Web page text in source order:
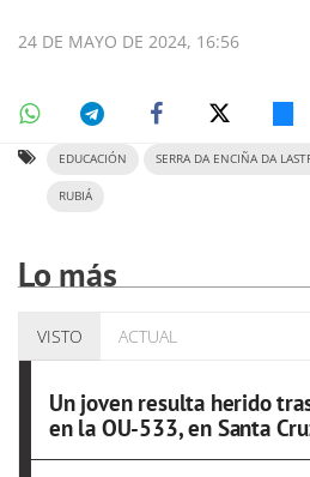
24 DE MAYO DE 2024, 16:56
EDUCACIÓN SERRA DA ENCIÑA DA
RUBIÁ
Lo más
VISTO ACTUAL
Un joven resulta herido
en la OU-533, en Santa